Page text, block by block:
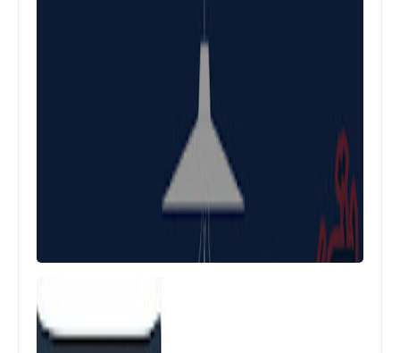
تحميل لعبة برو إفولوشن Pro Evolution